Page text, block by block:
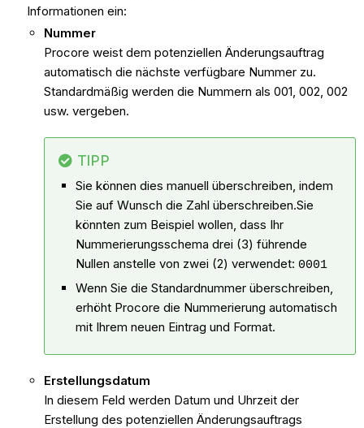
Informationen ein:
Nummer
Procore weist dem potenziellen Änderungsauftrag
automatisch die nächste verfügbare Nummer zu.
Standardmäßig werden die Nummern als 001, 002, 002
usw. vergeben.
TIPP
Sie können dies manuell überschreiben, indem
Sie auf Wunsch die Zahl überschreiben.Sie
könnten zum Beispiel wollen, dass Ihr
Nummerierungsschema drei (3) führende
Nullen anstelle von zwei (2) verwendet: 0001
Wenn Sie die Standardnummer überschreiben,
erhöht Procore die Nummerierung automatisch
mit Ihrem neuen Eintrag und Format.
Erstellungsdatum
In diesem Feld werden Datum und Uhrzeit der
Erstellung des potenziellen Änderungsauftrags